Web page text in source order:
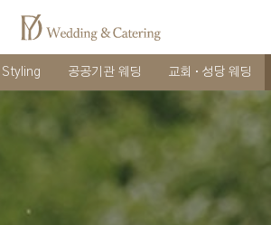
공공기관 웨딩 교회 · 성당 웨딩